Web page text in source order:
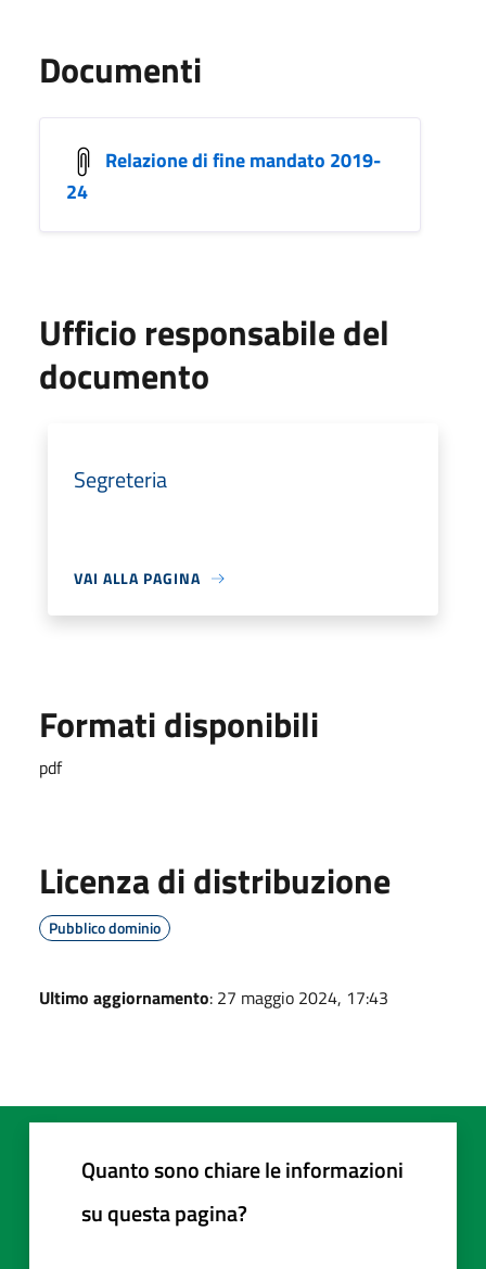
Documenti
Relazione di fine mandato 2019-
24
Ufficio responsabile del
documento
Segreteria
VAI ALLA PAGINA
Formati disponibili
pdf
Licenza di distribuzione
Pubblico dominio
Ultimo aggiornamento: 27 maggio 2024, 17:43
Quanto sono chiare le informazioni
su questa pagina?